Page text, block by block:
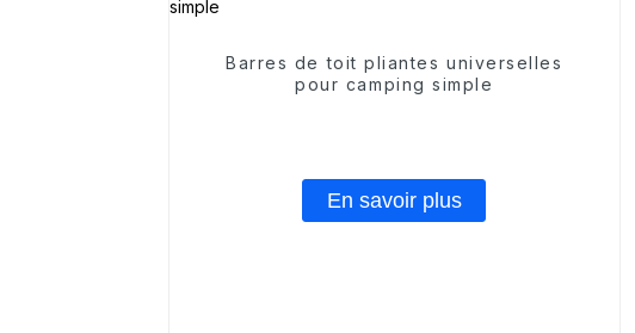
Barres de toit pliantes universelles
pour camping simple
En savoir plus